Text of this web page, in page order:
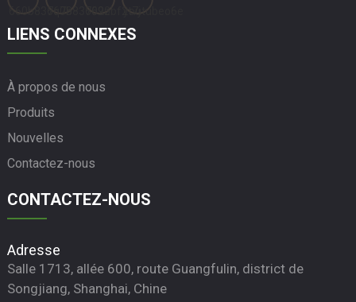
LIENS CONNEXES
À propos de nous
Produits
Nouvelles
Contactez-nous
CONTACTEZ-NOUS
Adresse
Salle 1713, allée 600, route Guangfulin, district de
Songjiang, Shanghai, Chine